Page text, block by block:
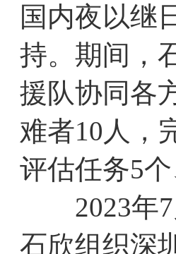
国内夜以继
持。期间，
援队协同各
难者10人，
评估任务5
2023年7
石欣组织深